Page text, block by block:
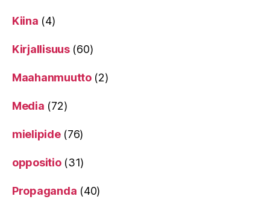
Kiina (4)
Kirjallisuus(60)
Maahanmuutto(2)
Media (72)
mielipide(76)
oppositio(31)
Propaganda (40)